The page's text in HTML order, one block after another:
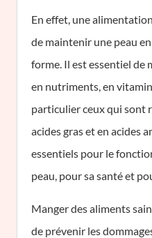
En effet, une
de maintenir une peau
forme. Il est essentiel de
en nutriments, en
particulier ceux qui sont
acides gras et en acides
essentiels pour le
peau, pour sa santé et
Manger des aliments
de prévenir les